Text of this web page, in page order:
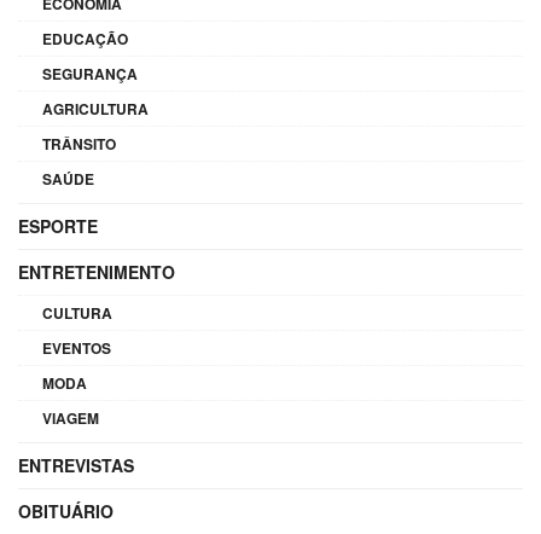
EDUCAÇÃO
SEGURANÇA
AGRICULTURA
TRÂNSITO
SAÚDE
ESPORTE
ENTRETENIMENTO
CULTURA
EVENTOS
MODA
VIAGEM
ENTREVISTAS
OBITUÁRIO